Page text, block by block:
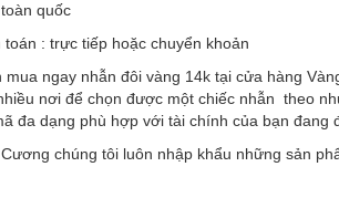
quốc
: trực tiếp hoặc chuyển khoản
mua ngay nhẫn đôi vàng 14k tại cửa hàng
nơi để chọn được một chiếc nhẫn theo
đa dạng phù hợp với tài chính của bạn
chúng tôi luôn nhập khẩu những sản